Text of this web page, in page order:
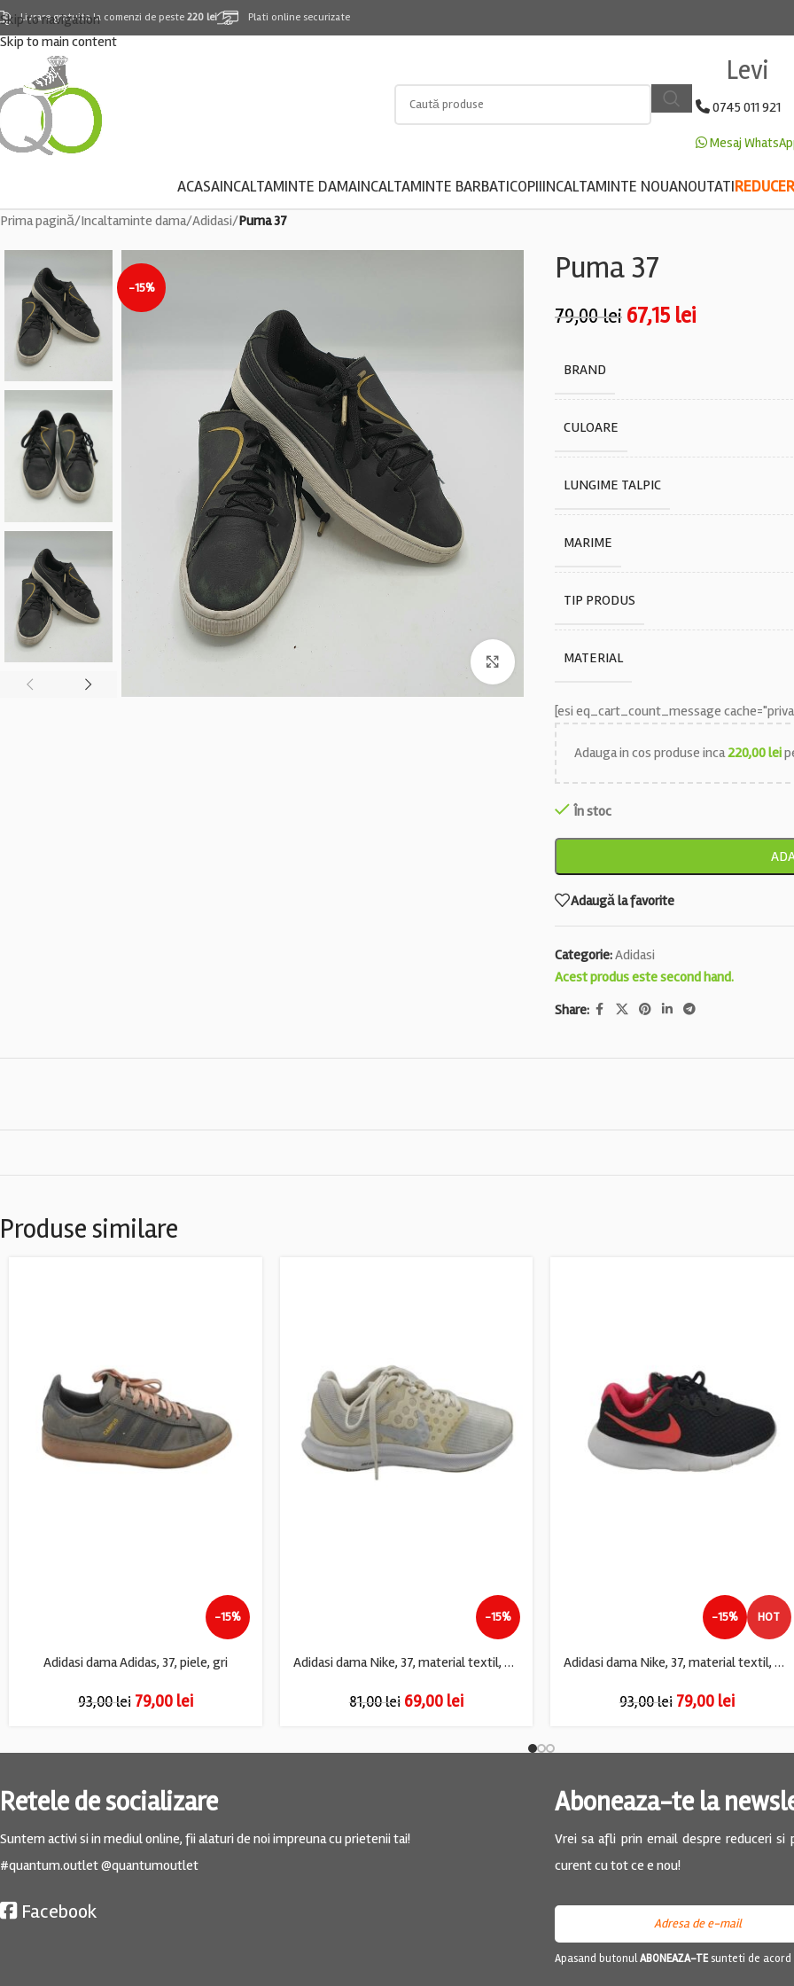
Skip to navigation
Skip to main content
Livrare gratuita la comenzi de peste 220 lei Plati online securizate
Levi
0745 011 921
Mesaj
ACASAINCALTAMINTE DAMAINCALTAMINTE BARBATICOPIIINCALTAMINTE NOUANOUTATI
Prima pagină/Incaltaminte dama/Adidasi/Puma 37
-15%
Faceți click pentru a mări
Puma 37
79,00lei 67,15 lei
BRAND
CULOARE
LUNGIME TALPIC
MARIME
TIP PRODUS
MATERIAL
[esi eq_cart_count_message
Adauga in cos produse inca220,00lei
În stoc
Adaugă la favorite
Categorie:Adidasi
Acest produs este second hand.
Share:
Produse similare
-15%
Adidasi dama Adidas, 37, piele, gri
93,00lei 79,00 lei
-15%
Adidasi dama Nike, 37, material textil, crem gri
81,00lei 69,00 lei
-15% HOT
Adidasi dama Nike, 37, material textil, negru
93,00lei 79,00 lei
Retele de socializare
Suntem activi si in mediul online, fii alaturi de noi impreuna cu prietenii tai!
#quantum.outlet @quantumoutlet
Facebook
Aboneaza-te la
Vrei sa afli prin email despre reduceri
curent cu tot ce e nou!
Apasand butonulABONEAZA-TEsunteti de acord